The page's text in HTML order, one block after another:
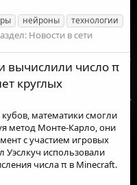
нейроны
технологии
Новости в сети
вычислили число π
круглых
кубов, математики смогли
метод Монте-Карло, они
с участием игровых
использовали
числа π в Minecraft.